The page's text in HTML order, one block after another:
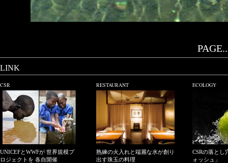
LINK
CSR
UNICEFとWWFが 世界規模プ
ロジェクトを 各自開催
RESTAURANT
熟練の火入れと端麗な水が創り
出す珠玉の料理
ECOLOGY
CSRの落とし
ォッシュ」